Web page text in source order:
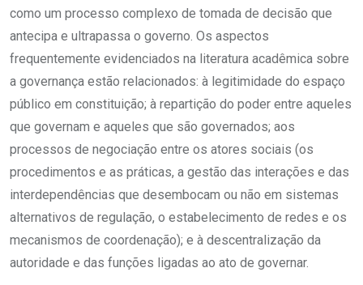
como um processo complexo de tomada de decisão que
antecipa e ultrapassa o governo. Os aspectos
frequentemente evidenciados na literatura acadêmica sobre
a governança estão relacionados: à legitimidade do espaço
público em constituição; à repartição do poder entre aqueles
que governam e aqueles que são governados; aos
processos de negociação entre os atores sociais (os
procedimentos e as práticas, a gestão das interações e das
interdependências que desembocam ou não em sistemas
alternativos de regulação, o estabelecimento de redes e os
mecanismos de coordenação); e à descentralização da
autoridade e das funções ligadas ao ato de governar.